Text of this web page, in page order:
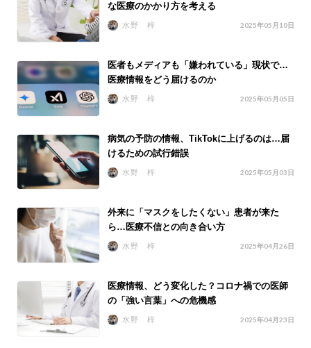
な医療のかかり方を考える
水野 梓 2025年05月10日
医者もメディアも「嫌われている」現状で…
医療情報をどう届けるのか
水野 梓 2025年05月05日
病気の予防の情報、TikTokに上げるのは…届
けるための試行錯誤
水野 梓 2025年05月03日
外来に「マスクをしたくない」患者が来た
ら…医療不信との向き合い方
水野 梓 2025年04月26日
医療情報、どう変化した？コロナ禍での医師
の「強い言葉」への危機感
水野 梓 2025年04月23日